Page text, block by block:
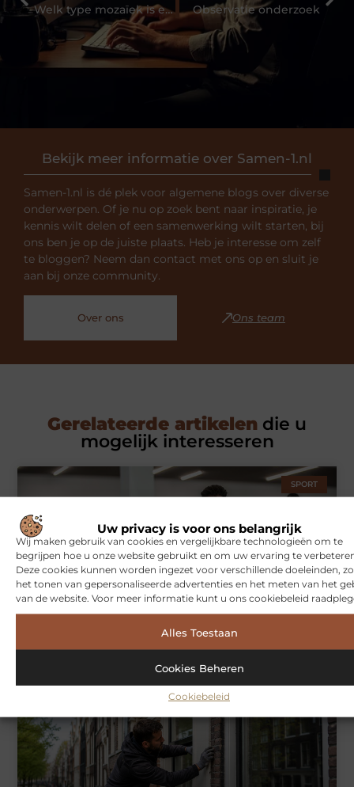
Uw privacy is voor ons belangrijk
Wij maken gebruik van cookies en vergelijkbare technologieën om te
begrijpen hoe u onze website gebruikt en om uw ervaring te
Deze cookies kunnen worden ingezet voor verschillende doeleinden,
het tonen van gepersonaliseerde advertenties en het meten van het
van de website. Voor meer informatie kunt u ons cookiebeleid
Alles Toestaan
Cookies Beheren
Cookiebeleid
Bekijk meer informatie over Samen-1.nl
Samen-1.nl is dé plek voor algemene blogs over diverse
onderwerpen. Of je nu op zoek bent naar inspiratie, je
kennis wilt delen of een samenwerking wilt starten, bij
ons ben je op de juiste plaats. Heb je interesse om zelf
te bloggen? Neem dan contact met ons op en sluit je
aan bij onze community.
Over ons Ons team
Welk type mozaïek is er? Observatie onderzoek
Gerelateerde artikelen die u
mogelijk interesseren
SPORT
Symbiont360: Innovatieve EMS-training in Utrecht voor een